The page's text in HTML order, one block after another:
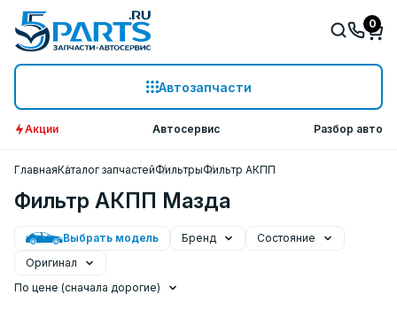
Автозапчасти
0
Акции Автосервис Разбор авто
ГлавнаяКаталог запчастейФильтрыФильтр АКПП
Фильтр АКПП Мазда
Выбрать модель Бренд
Состояние
Оригинал
По цене (сначала дорогие)